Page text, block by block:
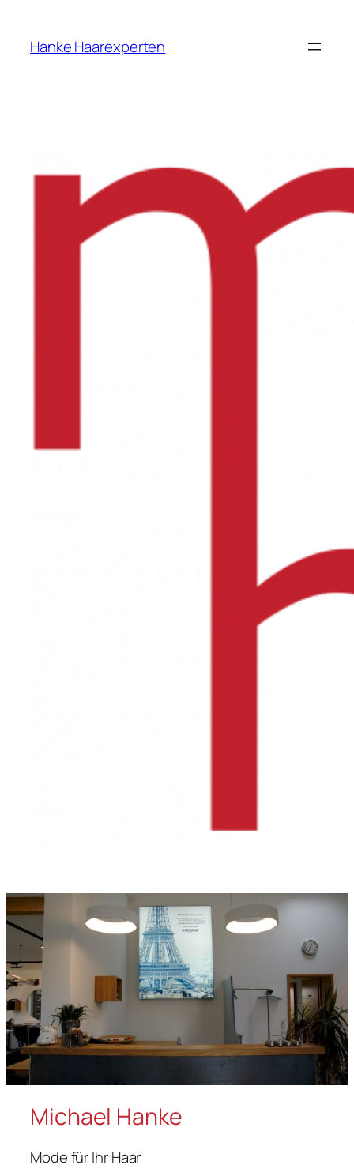
springen
Hanke Haarexperten
Michael Hanke
Mode für Ihr Haar